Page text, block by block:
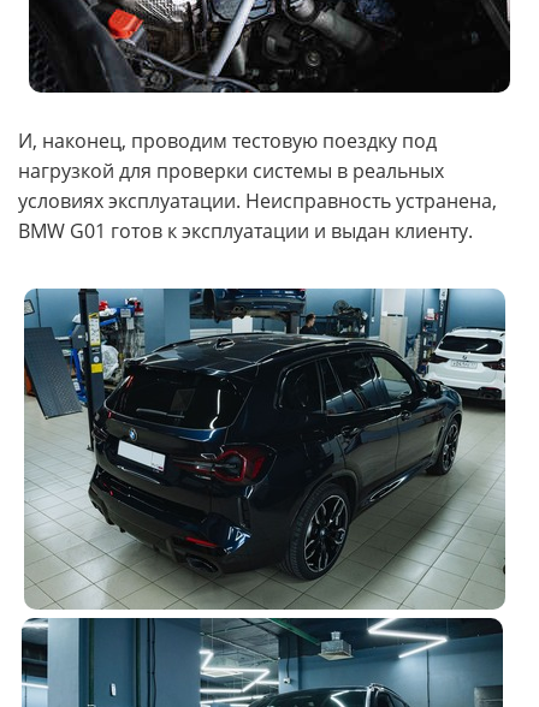
И, наконец, проводим тестовую поездку под
нагрузкой для проверки системы в реальных
условиях эксплуатации. Неисправность устранена,
BMW G01 готов к эксплуатации и выдан клиенту.